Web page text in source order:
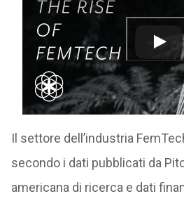
Il settore dell’industria
secondo i dati pubblicati da
americana di ricerca e dati